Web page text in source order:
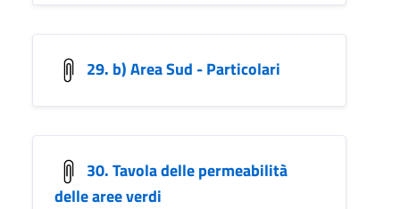
29. b) Area Sud - Particolari
30. Tavola delle permeabilità
delle aree verdi